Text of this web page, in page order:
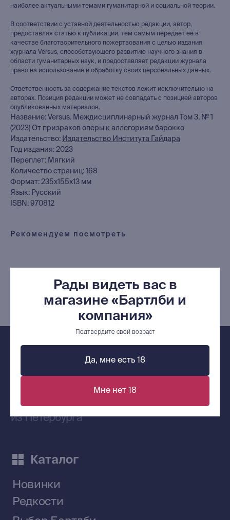
Рады видеть вас в
магазине «Бартлби и
компания»
Подтвердите свой возраст
Да, мне есть 18
Мне нет 18
наиболее актуальными темами гуманитарной и социальной теории.
В соответствии с уставной деятельностью редакции, автор,
предоставляя статью к публикации, тем самым передает ее в
качестве благотворительного пожертвования с целью издания
журнала Versus, способствующего развитию научного знания в
области гуманитарных наук, и предоставляет редакции журнала
право на использование и обработку своих персональных данных.
Ответственность за содержание текстов лежит исключительно на
авторах. Позиция редакции может не совпадать с позицией авторов
опубликованных материалов.
Название: Versus. Междисциплинарный журнал Том 3, № 1
(2023) От призраков оперы к аллегориям барокко
Издательство: Издательство Института Гайдара
Год издания: 2023
Переплет: Мягкий
Количество страниц: 168
Формат: 235x155x13 мм
Язык: Русский
ISBN: 970812
Рекомендуем посмотреть
из Петербурга
bartleby.sales@gmail.com
Каталог
Доставка и оплата
Предзаказ
Выбор Бартлби
Редкости
Новинки
Издательская программа